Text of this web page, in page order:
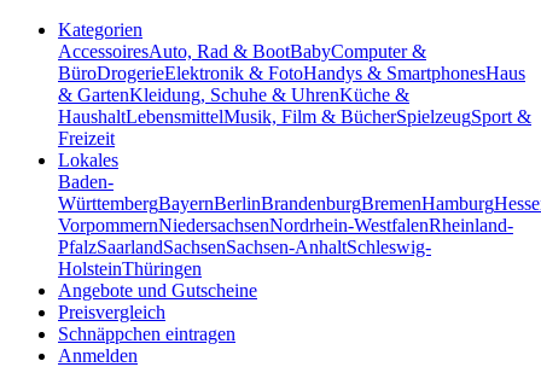
Kategorien
AccessoiresAuto, Rad & BootBabyComputer &
BüroDrogerieElektronik & FotoHandys & SmartphonesHaus
& GartenKleidung, Schuhe & UhrenKüche &
HaushaltLebensmittelMusik, Film & BücherSpielzeugSport &
Freizeit
Lokales
Baden-
WürttembergBayernBerlinBrandenburgBremenHamburg
VorpommernNiedersachsenNordrhein-WestfalenRheinland-
PfalzSaarlandSachsenSachsen-AnhaltSchleswig-
HolsteinThüringen
Angebote und Gutscheine
Preisvergleich
Schnäppchen eintragen
Anmelden